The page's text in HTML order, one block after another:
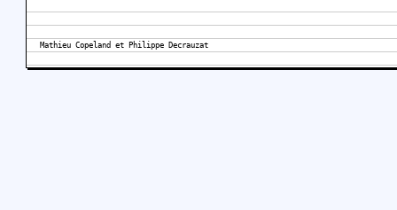
Mathieu Copeland et Philippe Decrauzat